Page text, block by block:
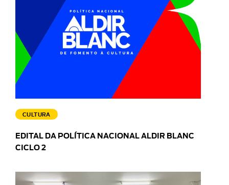
CULTURA
EDITAL DA POLÍTICA NACIONAL ALDIR BLANC
CICLO 2